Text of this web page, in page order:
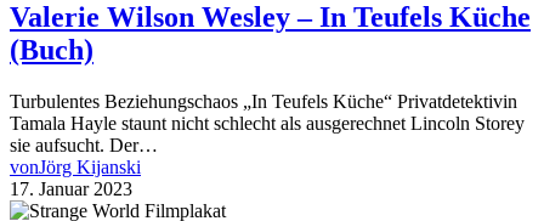
Valerie Wilson Wesley – In Teufels Küche
(Buch)
Turbulentes Beziehungschaos „In Teufels Küche“ Privatdetektivin
Tamala Hayle staunt nicht schlecht als ausgerechnet Lincoln Storey
sie aufsucht. Der…
vonJörg Kijanski
17. Januar 2023